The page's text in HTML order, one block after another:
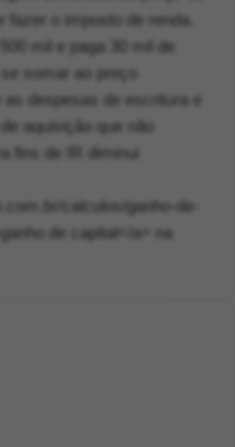
fazer o imposto de renda.
mil e paga 30 mil de
somar ao preço
despesas de escritura e
aquisição que não
fins de IR diminui
calculos/ganho-de-
de capital</a> na